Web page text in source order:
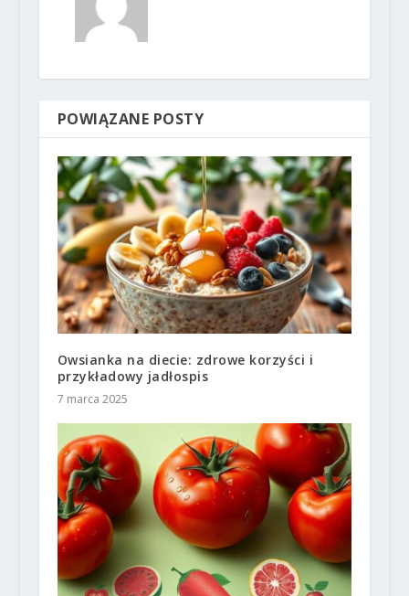
POWIĄZANE POSTY
Owsianka na diecie: zdrowe korzyści i
przykładowy jadłospis
7 marca 2025